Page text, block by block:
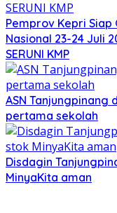
Pemprov Kepri Siap
Nasional 23-24 Juli
SERUNI KMP
ASN
pertama sekolah
Disdagin
MinyaKita aman